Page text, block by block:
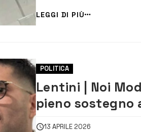
della città di Lentini”, ha fatto
Sanzaro in una n...
LEGGI DI PIÙ
POLITICA
Lentini | Noi
pieno sostegno
sindaco Sanzaro
13 APRILE 2026